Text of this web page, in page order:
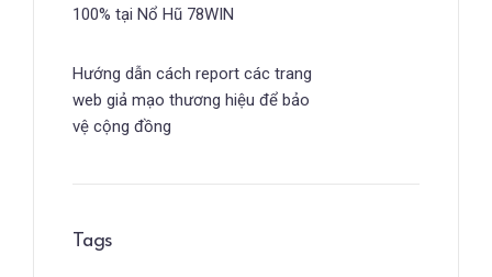
100% tại Nổ Hũ 78WIN
Hướng dẫn cách report các trang
web giả mạo thương hiệu để bảo
vệ cộng đồng
Tags